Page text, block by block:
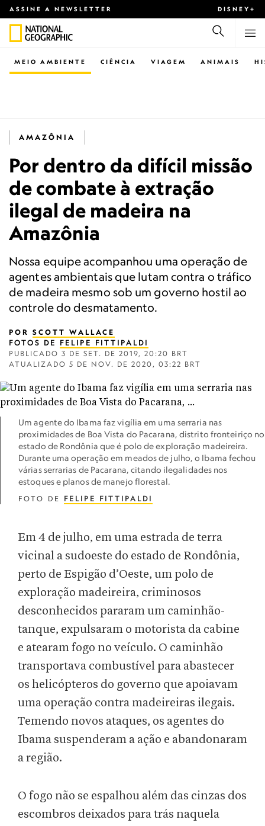
ASSINE A NEWSLETTER DISNEY+
CIÊNCIA VIAGEM ANIMAIS
MEIO AMBIENTE
AMAZÔNIA
Por dentro da difícil missão
de combate à extração
ilegal de madeira na
Amazônia
Nossa equipe acompanhou uma operação de
agentes ambientais que lutam contra o tráfico
de madeira mesmo sob um governo hostil ao
controle do desmatamento.
POR SCOTT WALLACE
FOTOS DE FELIPE FITTIPALDI
PUBLICADO 3 DE SET. DE 2019, 20:20 BRT
ATUALIZADO 5 DE NOV. DE 2020, 03:22 BRT
Um agente do Ibama faz vigília em uma serraria nas
proximidades de Boa Vista do Pacarana, distrito fronteiriço no
estado de Rondônia que é polo de exploração madeireira.
Durante uma operação em meados de julho, o Ibama fechou
várias serrarias de Pacarana, citando ilegalidades nos
estoques e planos de manejo florestal.
FOTO DE FELIPE FITTIPALDI
Em 4 de julho, em uma estrada de terra
vicinal a sudoeste do estado de Rondônia,
perto de Espigão d’Oeste, um polo de
exploração madeireira, criminosos
desconhecidos pararam um caminhão-
tanque, expulsaram o motorista da cabine
e atearam fogo no veículo. O caminhão
transportava combustível para abastecer
os helicópteros do governo que apoiavam
uma operação contra madeireiras ilegais.
Temendo novos ataques, os agentes do
Ibama suspenderam a ação e abandonaram
a região.
O fogo não se espalhou além das cinzas dos
escombros deixados para trás naquela